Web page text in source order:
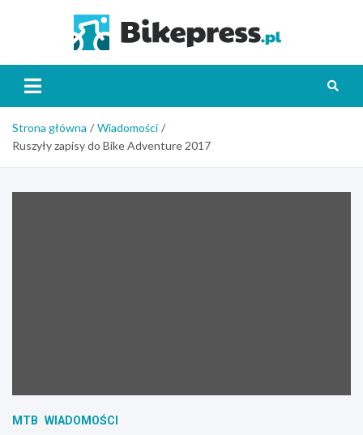
Strona główna
Wiadomości
Ruszyły zapisy do Bike Adventure 2017
MTB WIADOMOŚCI